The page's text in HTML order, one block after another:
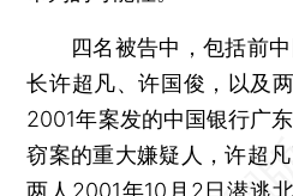
四名被告中，包括前中
长许超凡、许国俊，以及
2001年案发的中国银行广
窃案的重大嫌疑人，许超
两人2001年10月2日潜逃